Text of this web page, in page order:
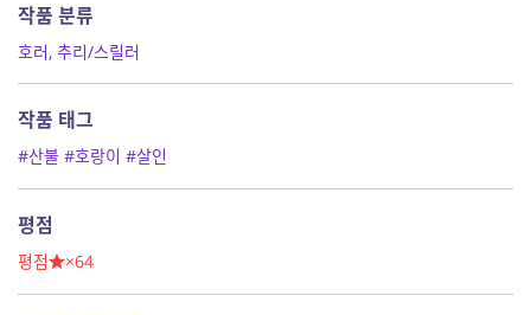
작품 분류
호러, 추리/스릴러
작품 태그
#산불 #호랑이 #살인
평점
평점 ×64